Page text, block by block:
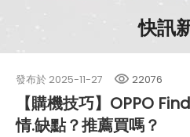
快訊
發布於 2025-11-27 22076
【購機技巧】OPPO
情.缺點？推薦買嗎？